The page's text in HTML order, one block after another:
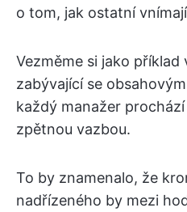
o tom, jak ostatní
Vezměme si jako příklad
zabývající se
každý manažer
zpětnou vazbou.
To by znamenalo, že
nadřízeného by mezi